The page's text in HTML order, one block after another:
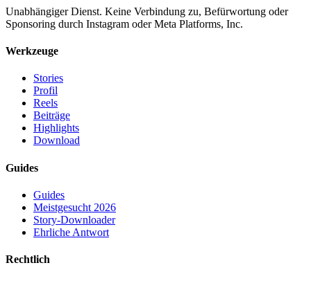
Unabhängiger Dienst. Keine Verbindung zu, Befürwortung oder
Sponsoring durch Instagram oder Meta Platforms, Inc.
Werkzeuge
Stories
Profil
Reels
Beiträge
Highlights
Download
Guides
Guides
Meistgesucht 2026
Story-Downloader
Ehrliche Antwort
Rechtlich